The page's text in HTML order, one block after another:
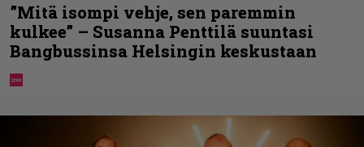
”Mitä isompi vehje, sen paremmin
kulkee” – Susanna Penttilä suuntasi
Bangbussinsa Helsingin keskustaan